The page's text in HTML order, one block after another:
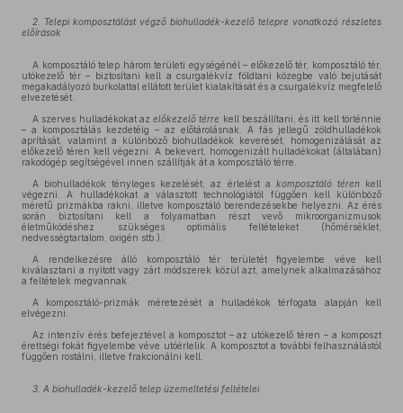
2. Telepi komposztálást végző biohulladék-kezelő telepre vonatkozó részletes
előírások
A komposztáló telep három területi egységénél – előkezelő tér, komposztáló tér,
utókezelő tér – biztosítani kell a csurgalékvíz földtani közegbe való bejutását
megakadályozó burkolattal ellátott terület kialakítását és a csurgalékvíz megfelelő
elvezetését.
A szerves hulladékokat azelőkezelő térre kell beszállítani, és itt kell történnie
– a komposztálás kezdetéig – az előtárolásnak. A fás jellegű zöldhulladékok
aprítását, valamint a különböző biohulladékok keverését, homogenizálását az
előkezelő téren kell végezni. A bekevert, homogenizált hulladékokat (általában)
rakodógép segítségével innen szállítják át a komposztáló térre.
A biohulladékok tényleges kezelését, az érlelést a komposztáló térenkell
végezni. A hulladékokat a választott technológiától függően kell különböző
méretű prizmákba rakni, illetve komposztáló berendezésekbe helyezni. Az érés
során biztosítani kell a folyamatban részt vevő mikroorganizmusok
életműködéshez szükséges optimális feltételeket (hőmérséklet,
nedvességtartalom, oxigén stb.).
A rendelkezésre álló komposztáló tér területét figyelembe véve kell
kiválasztani a nyitott vagy zárt módszerek közül azt, amelynek alkalmazásához
a feltételek megvannak.
A komposztáló-prizmák méretezését a hulladékok térfogata alapján kell
elvégezni.
Az intenzív érés befejeztével a komposztot – az utókezelő téren – a komposzt
érettségi fokát figyelembe véve utóérlelik. A komposztot a további felhasználástól
függően rostálni, illetve frakcionálni kell.
3. A biohulladék-kezelő telep üzemeltetési feltételei